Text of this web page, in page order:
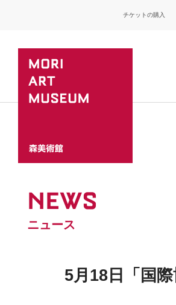
チケットの購入
NEWS
ニュース
5月18日「国